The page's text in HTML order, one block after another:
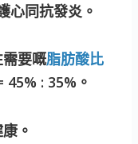
心同抗發炎。
要嘅脂肪酸比
: 35%。
。